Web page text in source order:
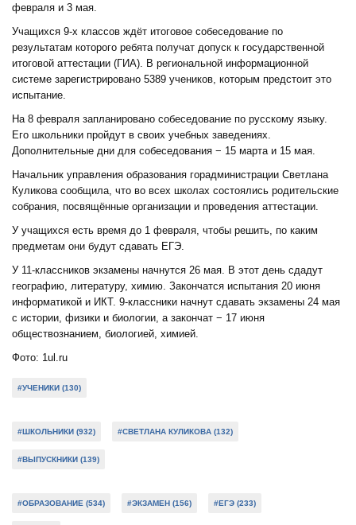
февраля и 3 мая.
Учащихся 9-х классов ждёт итоговое собеседование по
результатам которого ребята получат допуск к государственной
итоговой аттестации (ГИА). В региональной информационной
системе зарегистрировано 5389 учеников, которым предстоит это
испытание.
На 8 февраля запланировано собеседование по русскому языку.
Его школьники пройдут в своих учебных заведениях.
Дополнительные дни для собеседования − 15 марта и 15 мая.
Начальник управления образования горадминистрации Светлана
Куликова сообщила, что во всех школах состоялись родительские
собрания, посвящённые организации и проведения аттестации.
У учащихся есть время до 1 февраля, чтобы решить, по каким
предметам они будут сдавать ЕГЭ.
У 11-классников экзамены начнутся 26 мая. В этот день сдадут
географию, литературу, химию. Закончатся испытания 20 июня
информатикой и ИКТ. 9-классники начнут сдавать экзамены 24 мая
с истории, физики и биологии, а закончат − 17 июня
обществознанием, биологией, химией.
Фото: 1ul.ru
#УЧЕНИКИ (130)
#ШКОЛЬНИКИ (932) #СВЕТЛАНА КУЛИКОВА (132)
#ВЫПУСКНИКИ (139)
#ОБРАЗОВАНИЕ (534) #ЭКЗАМЕН (156) #ЕГЭ (233)